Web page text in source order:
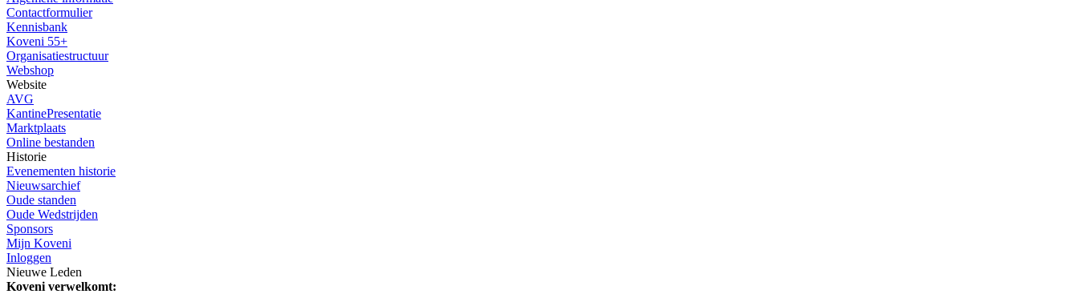
Contactformulier
Kennisbank
Koveni 55+
Organisatiestructuur
Webshop
Website
AVG
KantinePresentatie
Marktplaats
Online bestanden
Historie
Evenementen historie
Nieuwsarchief
Oude standen
Oude Wedstrijden
Sponsors
Mijn Koveni
Inloggen
Nieuwe Leden
Koveni verwelkomt: